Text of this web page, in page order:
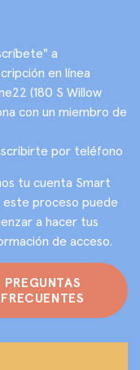
a
en línea
(180 S Willow
con un miembro de
por teléfono
tu cuenta Smart
este proceso puede
a hacer tus
de acceso.
PREGUNTAS
FRECUENTES